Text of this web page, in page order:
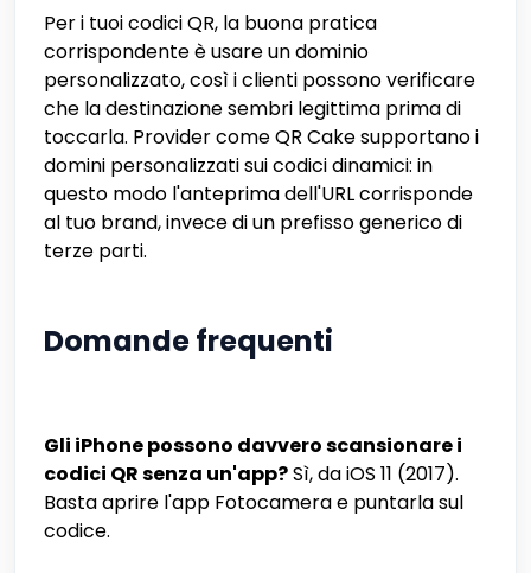
Per i tuoi codici QR, la buona pratica
corrispondente è usare un dominio
personalizzato, così i clienti possono verificare
che la destinazione sembri legittima prima di
toccarla. Provider come QR Cake supportano i
domini personalizzati sui codici dinamici: in
questo modo l'anteprima dell'URL corrisponde
al tuo brand, invece di un prefisso generico di
terze parti.
Domande frequenti
Gli iPhone possono davvero scansionare i
codici QR senza un'app?Sì, da iOS 11 (2017).
Basta aprire l'app Fotocamera e puntarla sul
codice.